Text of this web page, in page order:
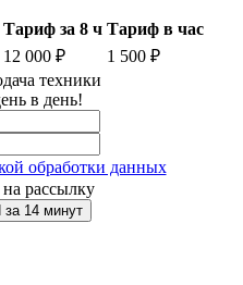
Тариф за 8 ч Тариф в час
12 000 ₽
1 500 ₽
техники
в день!
обработки данных
рассылку
14 минут